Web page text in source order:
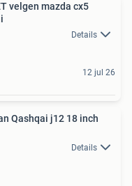
velgen mazda cx5
Details
12 jul 26
Qashqai j12 18 inch
Details